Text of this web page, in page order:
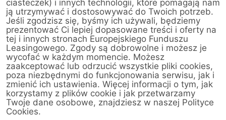
Strona główna/ Obsługa klienta/Centrum Likwidacji Szkód
Zdunek KMJ sp. z o.o.(Olsztyn)
< Powrót do listy placówek
Zdunek KMJ sp. z
o.o.(Olsztyn)
Wyznacz trasę
ciasteczek) i innych technologii, które pomagają nam
ją utrzymywać i dostosowywać do Twoich potrzeb.
Jeśli zgodzisz się, byśmy ich używali, będziemy
prezentować Ci lepiej dopasowane treści i oferty na
tej i innych stronach Europejskiego Funduszu
Leasingowego. Zgody są dobrowolne i możesz je
wycofać w każdym momencie. Możesz
zaakceptować lub odrzucić wszystkie pliki cookies,
poza niezbędnymi do funkcjonowania serwisu, jak i
zmienić ich ustawienia. Więcej informacji o tym, jak
korzystamy z plików cookie i jak przetwarzamy
Twoje dane osobowe, znajdziesz w naszej Polityce
Cookies.